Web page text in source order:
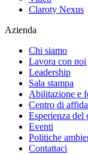
Claroty Nexus
Azienda
Chi siamo
Lavora con noi
Leadership
Sala stampa
Abilitazione e
Centro di
Esperienza del
Eventi
Politiche
Contattaci